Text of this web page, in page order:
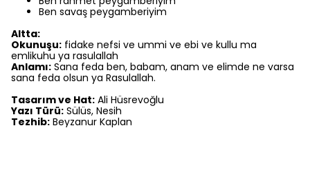
Ben savaş peygamberiyim
Altta:
Okunuşu: fidake nefsi ve ummi ve ebi ve kullu ma
emlikuhu ya rasulallah
Anlamı: Sana feda ben, babam, anam ve elimde ne varsa
sana feda olsun ya Rasulallah.
Tasarım ve Hat: Ali Hüsrevoğlu
Yazı Türü: Sülüs, Nesih
Tezhib: Beyzanur Kaplan